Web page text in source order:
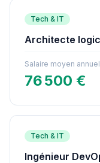
Tech & IT
Architecte
Salaire moyen
76 500 €
Tech & IT
Ingénieur